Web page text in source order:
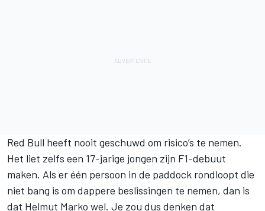
Red Bull heeft nooit geschuwd om risico’s te nemen.
Het liet zelfs een 17-jarige jongen zijn F1-debuut
maken. Als er één persoon in de paddock rondloopt die
niet bang is om dappere beslissingen te nemen, dan is
dat Helmut Marko wel. Je zou dus denken dat